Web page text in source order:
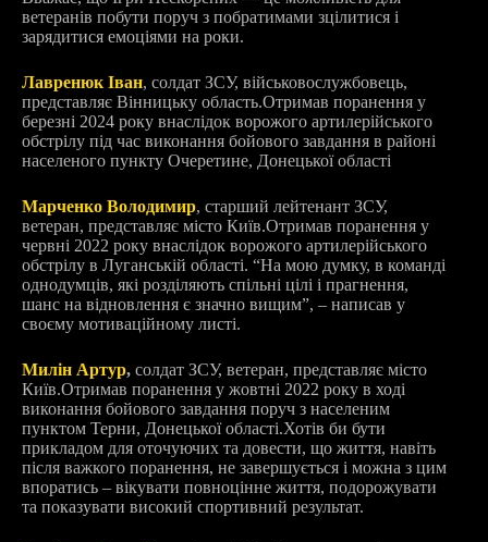
ветеранів побути поруч з побратимами зцілитися і
зарядитися емоціями на роки.
Лавренюк Іван, солдат ЗСУ, військовослужбовець,
представляє Вінницьку область.Отримав поранення у
березні 2024 року внаслідок ворожого артилерійського
обстрілу під час виконання бойового завдання в районі
населеного пункту Очеретине, Донецької області
Марченко Володимир, старший лейтенант ЗСУ,
ветеран, представляє місто Київ.Отримав поранення у
червні 2022 року внаслідок ворожого артилерійського
обстрілу в Луганській області. “На мою думку, в команді
однодумців, які розділяють спільні цілі і прагнення,
шанс на відновлення є значно вищим”, – написав у
своєму мотиваційному листі.
Милін Артур, солдат ЗСУ, ветеран, представляє місто
Київ.Отримав поранення у жовтні 2022 року в ході
виконання бойового завдання поруч з населеним
пунктом Терни, Донецької області.Хотів би бути
прикладом для оточуючих та довести, що життя, навіть
після важкого поранення, не завершується і можна з цим
впоратись – вікувати повноцінне життя, подорожувати
та показувати високий спортивний результат.